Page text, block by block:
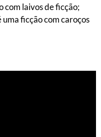
com laivos de ficção;
ficção com caroços